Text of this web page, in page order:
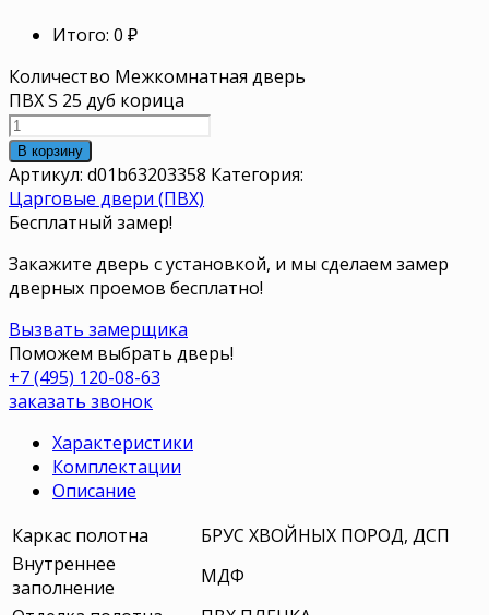
Итого: 0 ₽
Количество Межкомнатная дверь
ПВХ S 25 дуб корица
В корзину
Артикул: d01b63203358 Категория:
Царговые двери (ПВХ)
Бесплатный замер!
Закажите дверь с установкой, и мы сделаем замер
дверных проемов бесплатно!
Вызвать замерщика
Поможем выбрать дверь!
+7 (495) 120-08-63
заказать звонок
Характеристики
Комплектации
Описание
Каркас полотна
БРУС ХВОЙНЫХ ПОРОД, ДСП
Внутреннее
заполнение
МДФ